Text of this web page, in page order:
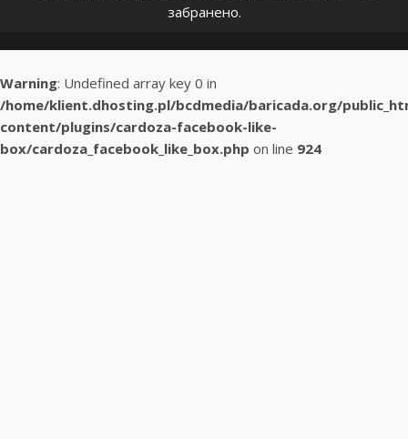
забранено.
Warning: Undefined array key 0 in
/home/klient.dhosting.pl/bcdmedia/baricada.org/
content/plugins/cardoza-facebook-like-
box/cardoza_facebook_like_box.php on line 924